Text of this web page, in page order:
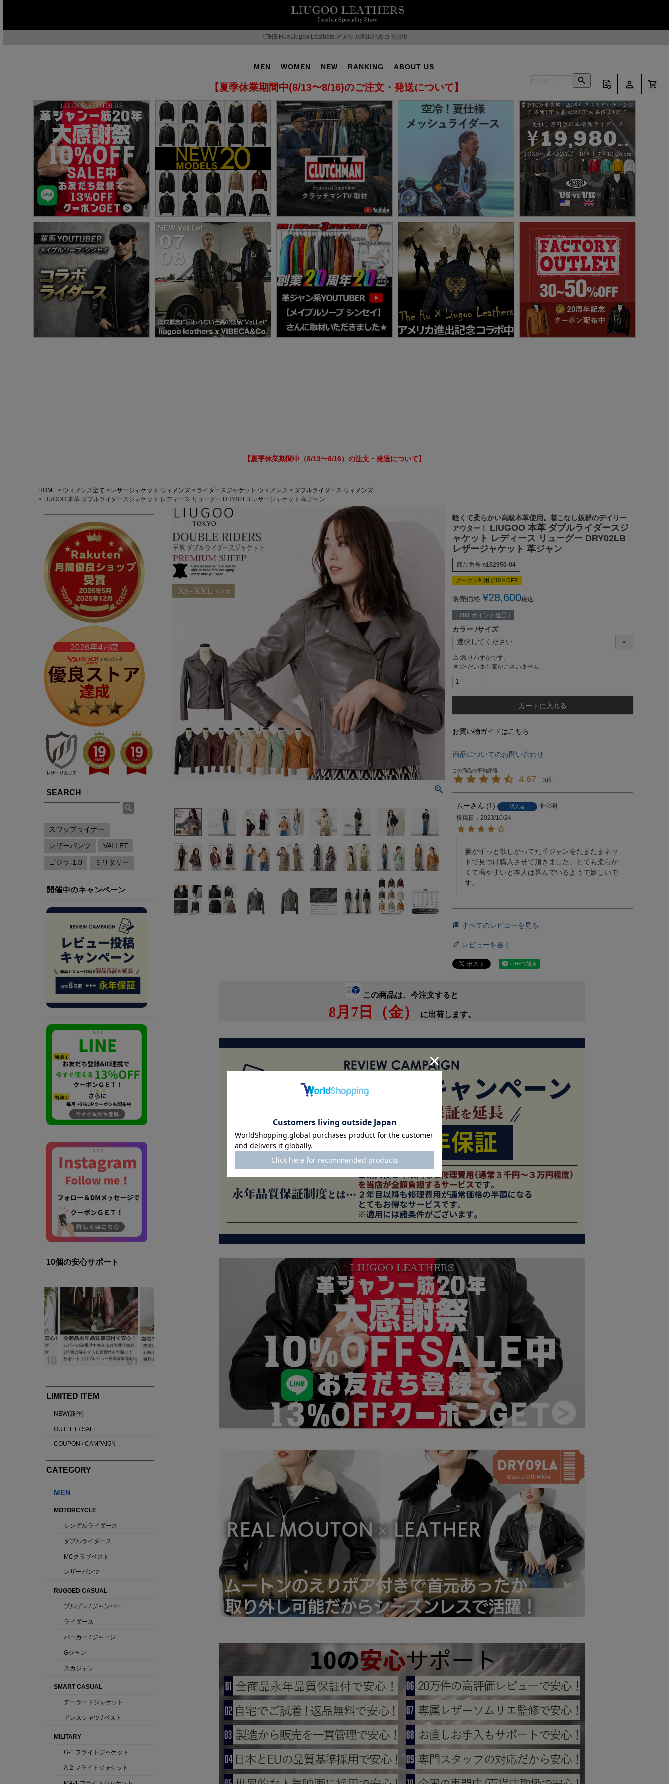
【夏季休業期間中（8/13〜8/16）の注文・発送について】
HOME ウィメンズ全て レザージャケット ウィメンズ ライダースジャケット ウィメンズ
ダブルライダース ウィメンズ
LIUGOO 本革 ダブルライダースジャケット レディース リューグー DRY02LB レザージャケット 革ジャン
軽くて柔らかい高級本革使用。着こなし抜群のデイリー
アウター！
LIUGOO 本革 ダブルライダースジ
ャケット レディース リューグー DRY02LB
レザージャケット 革ジャン
商品番号 n102950-04
クーポン利用で10％OFF
販売価格 ¥28,600税込
[ 780 ポイント進呈 ]
カラー サイズ
△ 残りわずかです。
✕ ただいま在庫がございません。
カートに入れる
お買い物ガイドはこちら
商品についてのお問い合わせ
4.67 3
ムー 1 購入者
非公開
投稿日
2023/10/24
妻がずっと欲しがってた革ジャンをたまたまネッ
トで見つけ購入させて頂きました。とても柔らか
くて着やすいと本人は喜んでいるようで嬉しいで
す。
すべてのレビューを見る
レビューを書く